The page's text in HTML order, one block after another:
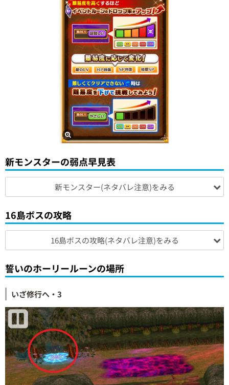
新モンスターの弱点早見表
新モンスター(ネタバレ注意)をみる
16島ボスの攻略
16島ボスの攻略(ネタバレ注意)をみる
誓いのホーリールーンの場所
いざ修行へ・3